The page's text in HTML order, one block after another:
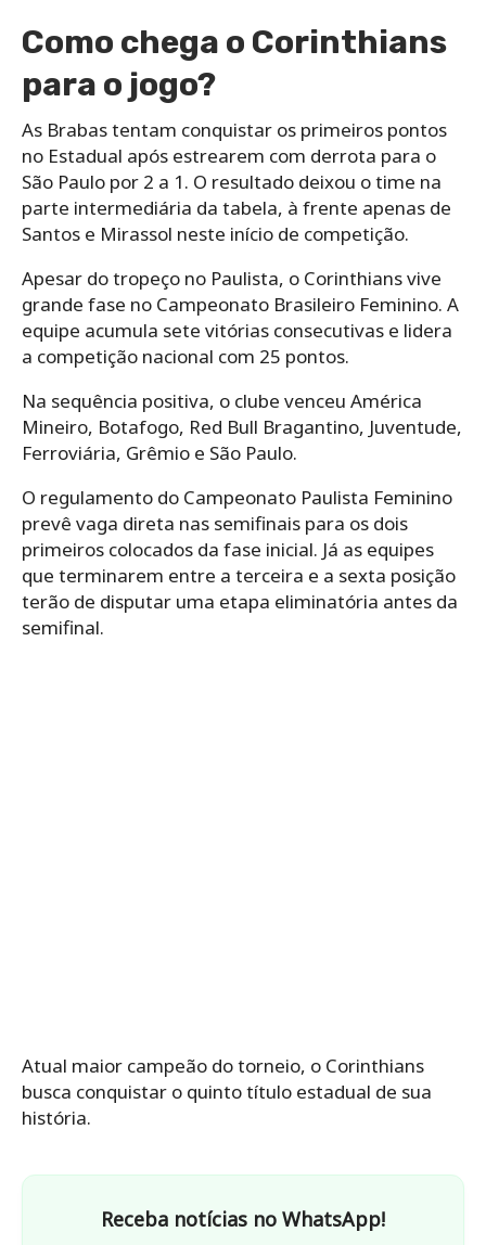
Como chega o Corinthians
para o jogo?
As Brabas tentam conquistar os primeiros pontos
no Estadual após estrearem com derrota para o
São Paulo por 2 a 1. O resultado deixou o time na
parte intermediária da tabela, à frente apenas de
Santos e Mirassol neste início de competição.
Apesar do tropeço no Paulista, o Corinthians vive
grande fase no Campeonato Brasileiro Feminino. A
equipe acumula sete vitórias consecutivas e lidera
a competição nacional com 25 pontos.
Na sequência positiva, o clube venceu América
Mineiro, Botafogo, Red Bull Bragantino, Juventude,
Ferroviária, Grêmio e São Paulo.
O regulamento do Campeonato Paulista Feminino
prevê vaga direta nas semifinais para os dois
primeiros colocados da fase inicial. Já as equipes
que terminarem entre a terceira e a sexta posição
terão de disputar uma etapa eliminatória antes da
semifinal.
Atual maior campeão do torneio, o Corinthians
busca conquistar o quinto título estadual de sua
história.
Receba notícias no WhatsApp!